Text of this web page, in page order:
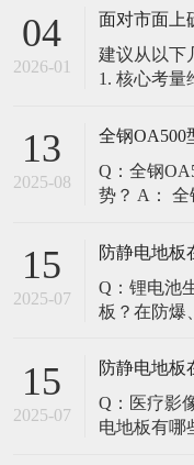
修，是保障其
由值班工程师执行）
面有无明显
04
2026-01
建议从以下
1. 核心考量
您必须计算
点载荷（
力）。 轻型机房（标准服务器/网络柜）：
单点载荷通
13
2025-08
全钢OA500
Q：全钢
势？ A：
以下核心优
轧钢板拉伸
塑，防锈耐
线：配套活
15
2025-07
Q：锂电池
板？在防爆
环境并存的
境要求 • 防
证） • 静电
15
2025-07
Q：医疗影
电地板有哪